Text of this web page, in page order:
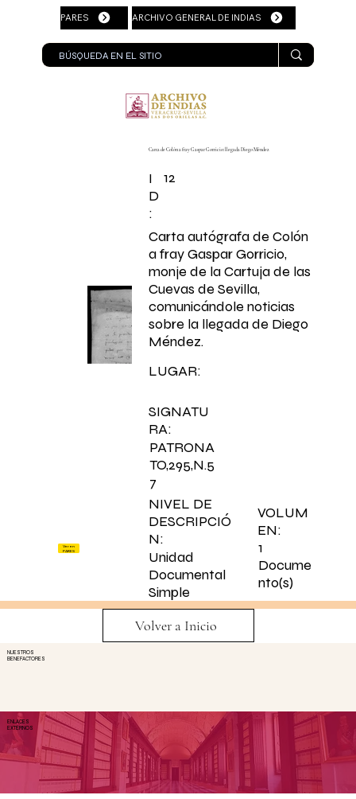
PARES ARCHIVO GENERAL DE INDIAS
Carta de Colón a fray Gaspar Gorricio: llegada Diego Méndez
I
D
:
12
Carta autógrafa de Colón
a fray Gaspar Gorricio,
monje de la Cartuja de las
Cuevas de Sevilla,
comunicándole noticias
sobre la llegada de Diego
Méndez.
SIGNATU
RA:
PATRONA
TO,295,N.5
7
LUGAR:
NIVEL DE
DESCRIPCIÓ
N:
Unidad
Documental
Simple
Ver en
PARES
VOLUM
EN:
1
Docume
nto(s)
Volver a Inicio
NUESTROS
BENEFACTORES
ENLACES
EXTERNOS